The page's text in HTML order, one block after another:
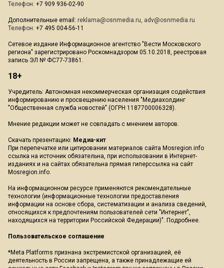
Телефон: +7 909 936-02-90
Дополнительные email: reklama@osnmedia.ru, adv@osnmedia.ru
Телефон: +7 495 004-56-11
Сетевое издание Информационное агентство "Вести Московского
региона" зарегистрировано Роскомнадзором 05.10.2018, реестровая
запись ЭЛ № ФС77-73861.
18+
Учредитель: Автономная некоммерческая организация содействия
информированию и просвещению населения "Медиахолдинг
"Общественная служба новостей" (ОГРН 1187700006328).
Мнение редакции может не совпадать с мнением авторов.
Скачать презентацию: Медиа-кит
При перепечатке или цитировании материалов сайта Mosregion.info
ссылка на источник обязательна, при использовании в Интернет-
изданиях и на сайтах обязательна прямая гиперссылка на сайт
Mosregion.info.
На информационном ресурсе применяются рекомендательные
технологии (информационные технологии предоставления
информации на основе сбора, систематизации и анализа сведений,
относящихся к предпочтениям пользователей сети "Интернет",
находящихся на территории Российской Федерации)". Подробнее.
Пользовательское соглашение
*Meta Platforms признана экстремистской организацией, её
деятельность в России запрещена, а также принадлежащие ей